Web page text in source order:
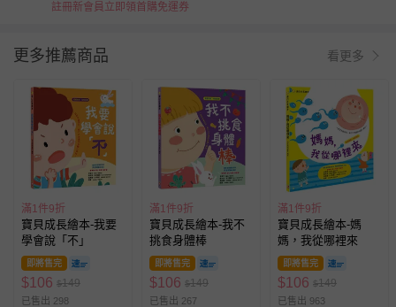
註冊新會員立即領首購免運券
更多推薦商品 看更多
滿1件9折
寶貝成長繪本-我要
學會說「不」
即將售完
$106 $149
已售出 298
滿1件9折
寶貝成長繪本-我不
挑食身體棒
即將售完
$106 $149
已售出 267
滿1件9折
寶貝成長繪本-媽
媽，我從哪裡來
即將售完
$106 $149
已售出 963